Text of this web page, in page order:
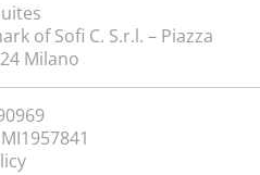
of Sofi C. S.r.l. – Piazza
Milano